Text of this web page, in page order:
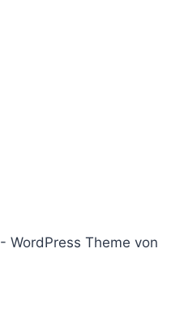
WordPress Theme von